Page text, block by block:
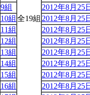
全19組
9組
2012年8月25
10組
2012年8月25
11組
2012年8月25
12組
2012年8月25
13組
2012年8月25
14組
2012年8月25
15組
2012年8月25
16組
2012年8月25